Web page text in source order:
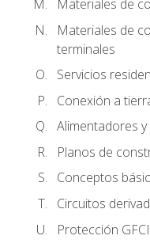
Materiales de
Materiales de
terminales
Servicios
Conexión a
Alimentadores
Planos de
Conceptos
Circuitos
Protección